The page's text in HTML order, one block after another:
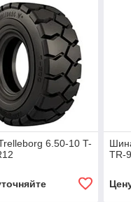
6.50-10 T-
ТR-